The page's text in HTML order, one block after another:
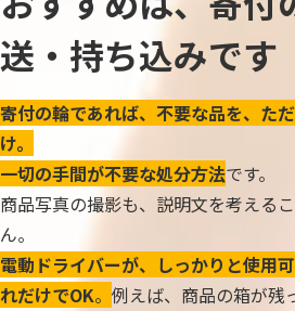
送・持ち込みです
寄付の輪であれば、不要な品を、た
け。
一切の手間が不要な処分方法です。
商品写真の撮影も、説明文を考える
ん。
電動ドライバーが、しっかりと使用
れだけでOK。 例えば、商品の箱が残